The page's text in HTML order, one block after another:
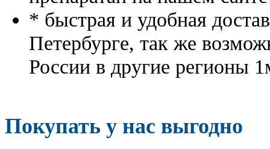
* быстрая и удобная
Петербурге, так же
России в другие регионы
Покупать у нас выгодно